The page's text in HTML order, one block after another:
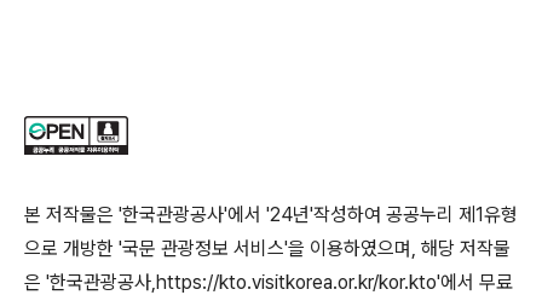
본 저작물은 '한국관광공사'에서 '24년'작성하여 공공누리 제1유형
으로 개방한 '국문 관광정보 서비스'을 이용하였으며, 해당 저작물
은 '한국관광공사,https://kto.visitkorea.or.kr/kor.kto'에서 무료